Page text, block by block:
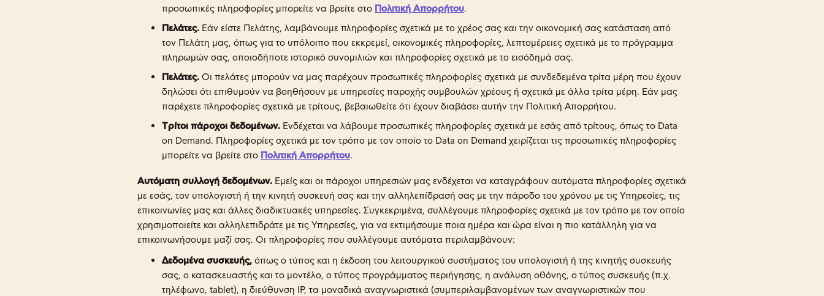
προσωπικές πληροφορίες μπορείτε να βρείτε στο Πολιτική Απορρήτου.
Πελάτες. Εάν είστε Πελάτης, λαμβάνουμε πληροφορίες σχετικά με το χρέος σας και την οικονομική σας κατάσταση από
τον Πελάτη μας, όπως για το υπόλοιπο που εκκρεμεί, οικονομικές πληροφορίες, λεπτομέρειες σχετικά με το πρόγραμμα
πληρωμών σας, οποιοδήποτε ιστορικό συνομιλιών και πληροφορίες σχετικά με το εισόδημά σας.
Πελάτες. Οι πελάτες μπορούν να μας παρέχουν προσωπικές πληροφορίες σχετικά με συνδεδεμένα τρίτα μέρη που έχουν
δηλώσει ότι επιθυμούν να βοηθήσουν με υπηρεσίες παροχής συμβουλών χρέους ή σχετικά με άλλα τρίτα μέρη. Εάν μας
παρέχετε πληροφορίες σχετικά με τρίτους, βεβαιωθείτε ότι έχουν διαβάσει αυτήν την Πολιτική Απορρήτου.
Τρίτοι πάροχοι δεδομένων. Ενδέχεται να λάβουμε προσωπικές πληροφορίες σχετικά με εσάς από τρίτους, όπως το Data
on Demand. Πληροφορίες σχετικά με τον τρόπο με τον οποίο το Data on Demand χειρίζεται τις προσωπικές πληροφορίες
μπορείτε να βρείτε στο Πολιτική Απορρήτου.
Αυτόματη συλλογή δεδομένων. Εμείς και οι πάροχοι υπηρεσιών μας ενδέχεται να καταγράφουν αυτόματα πληροφορίες σχετικά
με εσάς, τον υπολογιστή ή την κινητή συσκευή σας και την αλληλεπίδρασή σας με την πάροδο του χρόνου με τις Υπηρεσίες, τις
επικοινωνίες μας και άλλες διαδικτυακές υπηρεσίες. Συγκεκριμένα, συλλέγουμε πληροφορίες σχετικά με τον τρόπο με τον οποίο
χρησιμοποιείτε και αλληλεπιδράτε με τις Υπηρεσίες, για να εκτιμήσουμε ποια ημέρα και ώρα είναι η πιο κατάλληλη για να
επικοινωνήσουμε μαζί σας. Οι πληροφορίες που συλλέγουμε αυτόματα περιλαμβάνουν:
Δεδομένα συσκευής, όπως ο τύπος και η έκδοση του λειτουργικού συστήματος του υπολογιστή ή της κινητής συσκευής
σας, ο κατασκευαστής και το μοντέλο, ο τύπος προγράμματος περιήγησης, η ανάλυση οθόνης, ο τύπος συσκευής (π.χ.
τηλέφωνο, tablet), η διεύθυνση IP, τα μοναδικά αναγνωριστικά (συμπεριλαμβανομένων των αναγνωριστικών που